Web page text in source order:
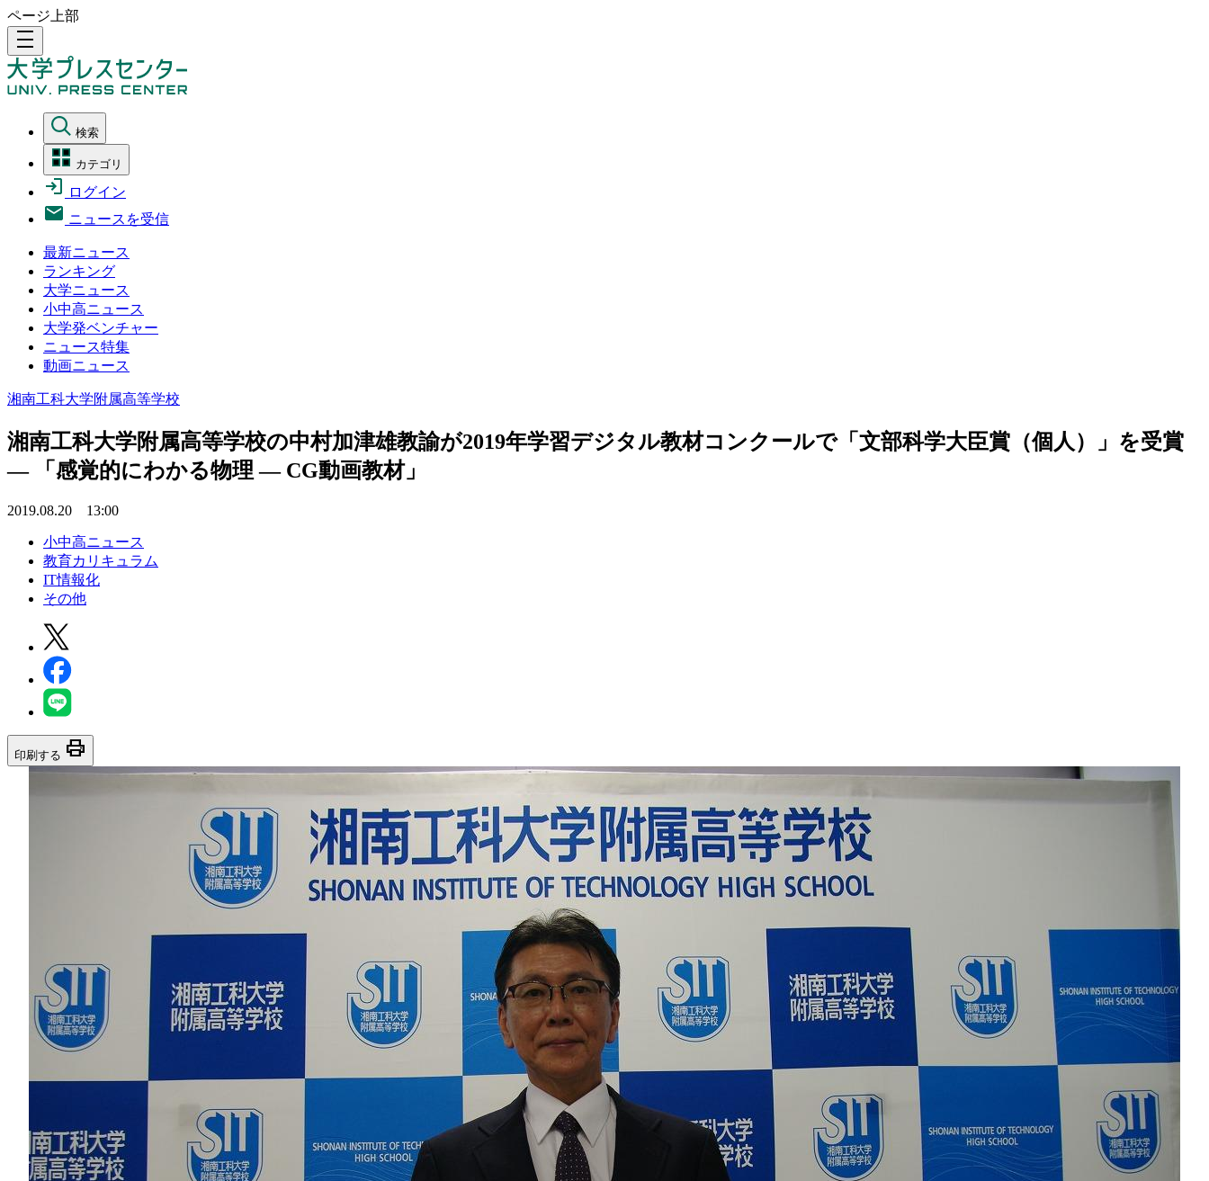
ページ上部
density_medium
検索
カテゴリ
ログイン
ニュースを受信
最新ニュース
ランキング
大学ニュース
小中高ニュース
大学発ベンチャー
ニュース特集
動画ニュース
湘南工科大学附属高等学校
湘南工科大学附属高等学校の中村加津雄教諭が2019年学習デジタル教材コンクールで「文部科学大臣賞（個人）」を受賞
— 「感覚的にわかる物理 — CG動画教材」
2019.08.20 13:00
小中高ニュース
教育カリキュラム
IT情報化
その他
印刷する print